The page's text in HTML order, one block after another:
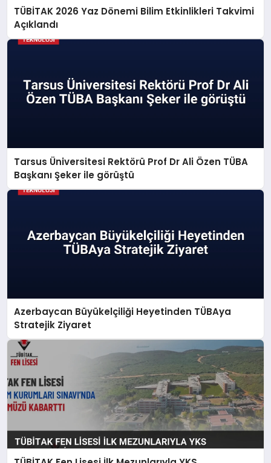
TÜBİTAK 2026 Yaz Dönemi Bilim Etkinlikleri Takvimi
Açıklandı
Tarsus Üniversitesi Rektörü Prof Dr Ali Özen TÜBA
Başkanı Şeker ile görüştü
Azerbaycan Büyükelçiliği Heyetinden TÜBAya
Stratejik Ziyaret